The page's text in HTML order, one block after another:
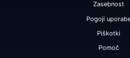
Zasebnost
Pogoji
Piškotki
Pomoč